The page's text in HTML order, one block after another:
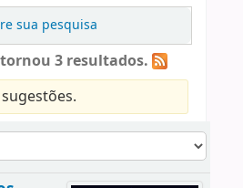
sua pesquisa
3 resultados.